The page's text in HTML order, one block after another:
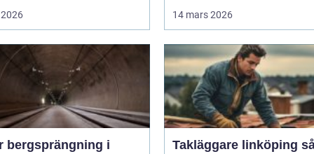
14 mars 2026
bergsprängning i
Takläggare linköping så